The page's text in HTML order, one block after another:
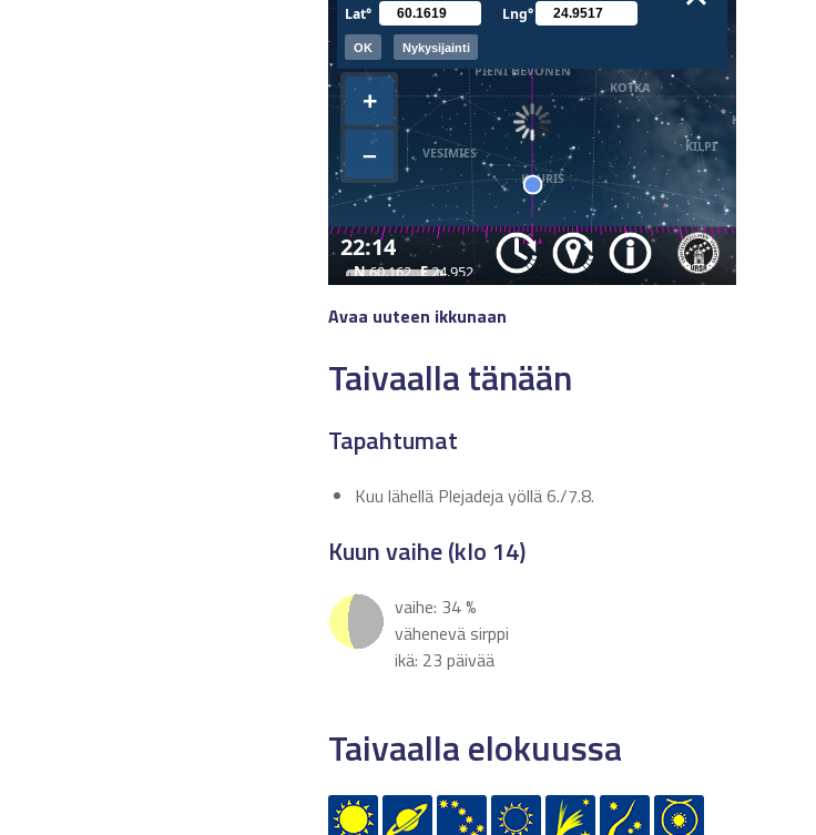
Avaa uuteen ikkunaan
Taivaalla tänään
Tapahtumat
Kuu lähellä Plejadeja yöllä 6./7.8.
Kuun vaihe (klo 14)
vaihe: 34 %
vähenevä sirppi
ikä: 23 päivää
Taivaalla elokuussa